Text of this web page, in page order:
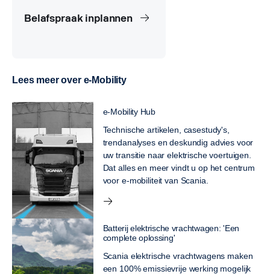
Belafspraak inplannen
Lees meer over e-Mobility
e-Mobility Hub
Technische artikelen, casestudy's,
trendanalyses en deskundig advies voor
uw transitie naar elektrische voertuigen.
Dat alles en meer vindt u op het centrum
voor e-mobiliteit van Scania.
Batterij elektrische vrachtwagen: 'Een
complete oplossing'
Scania elektrische vrachtwagens maken
een 100% emissievrije werking mogelijk